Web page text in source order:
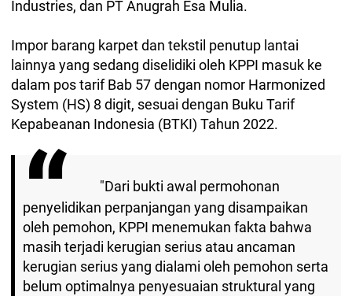
Industries, dan PT Anugrah Esa Mulia.
Impor barang karpet dan tekstil penutup lantai
lainnya yang sedang diselidiki oleh KPPI masuk ke
dalam pos tarif Bab 57 dengan nomor Harmonized
System (HS) 8 digit, sesuai dengan Buku Tarif
Kepabeanan Indonesia (BTKI) Tahun 2022.
"Dari bukti awal permohonan
penyelidikan perpanjangan yang disampaikan
oleh pemohon, KPPI menemukan fakta bahwa
masih terjadi kerugian serius atau ancaman
kerugian serius yang dialami oleh pemohon serta
belum optimalnya penyesuaian struktural yang